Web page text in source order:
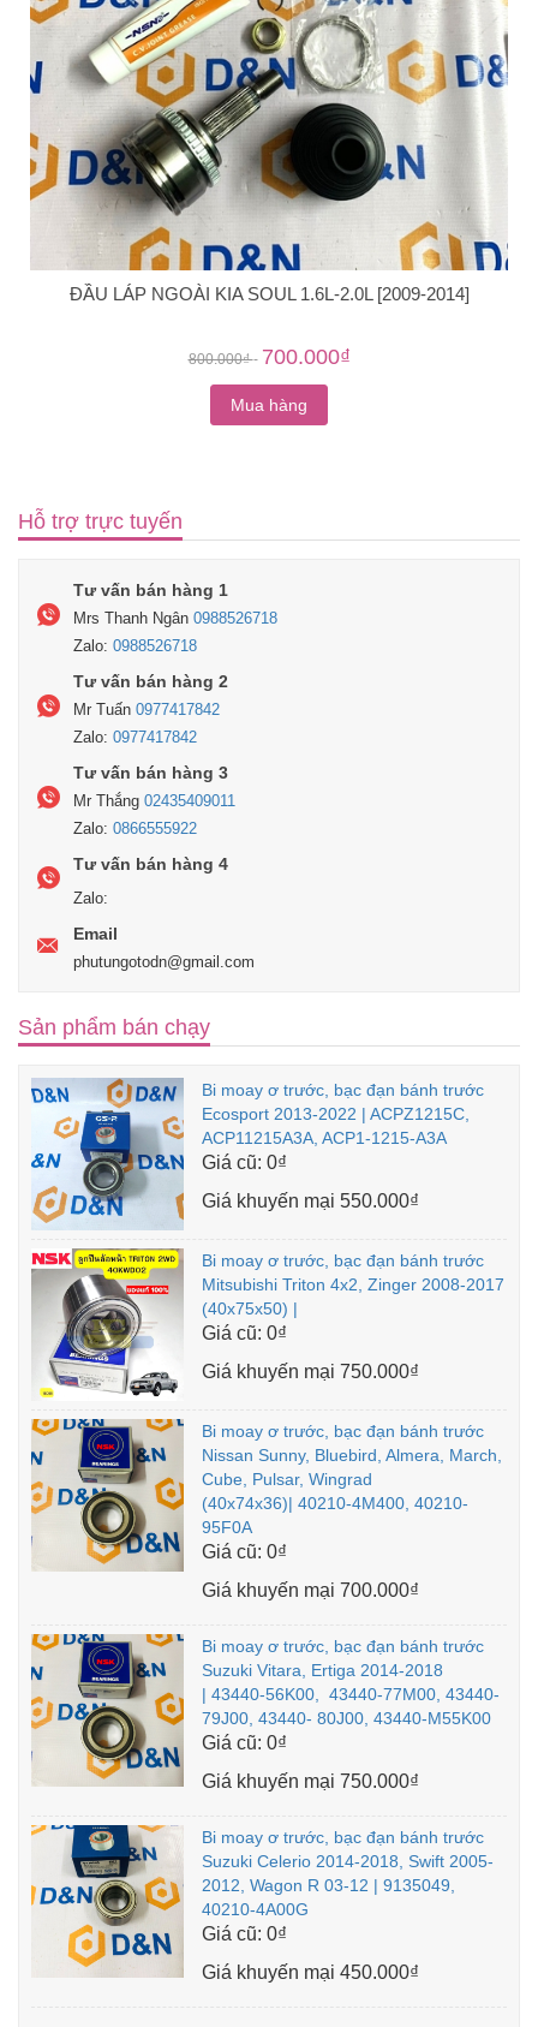
ĐẦU LÁP NGOÀI KIA SOUL 1.6L-2.0L [2009-2014]
800.000₫- 700.000₫
Mua hàng
Hỗ trợ trực tuyến
Tư vấn bán hàng 1
Mrs Thanh Ngân 0988526718
Zalo: 0988526718
Tư vấn bán hàng 2
Mr Tuấn 0977417842
Zalo: 0977417842
Tư vấn bán hàng 3
Mr Thắng 02435409011
Zalo: 0866555922
Tư vấn bán hàng 4
Zalo:
Email
phutungotodn@gmail.com
Sản phẩm bán chạy
Bi moay ơ trước, bạc đạn bánh trước
Ecosport 2013-2022 | ACPZ1215C,
ACP11215A3A, ACP1-1215-A3A
Giá cũ: 0₫
Giá khuyến mại 550.000₫
Bi moay ơ trước, bạc đạn bánh trước
Mitsubishi Triton 4x2, Zinger 2008-2017
(40x75x50) |
Giá cũ: 0₫
Giá khuyến mại 750.000₫
Bi moay ơ trước, bạc đạn bánh trước
Nissan Sunny, Bluebird, Almera, March,
Cube, Pulsar, Wingrad
(40x74x36)| 40210-4M400, 40210-
95F0A
Giá cũ: 0₫
Giá khuyến mại 700.000₫
Bi moay ơ trước, bạc đạn bánh trước
Suzuki Vitara, Ertiga 2014-2018
| 43440-56K00, 43440-77M00, 43440-
79J00, 43440- 80J00, 43440-M55K00
Giá cũ: 0₫
Giá khuyến mại 750.000₫
Bi moay ơ trước, bạc đạn bánh trước
Suzuki Celerio 2014-2018, Swift 2005-
2012, Wagon R 03-12 | 9135049,
40210-4A00G
Giá cũ: 0₫
Giá khuyến mại 450.000₫